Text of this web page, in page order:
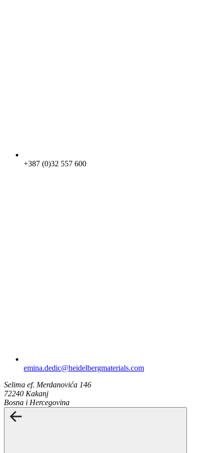
+387 (0)32 557 600
emina.dedic​@heidelbergmaterials.com
Selima ef. Merdanovića 146
72240 Kakanj
Bosna i Hercegovina